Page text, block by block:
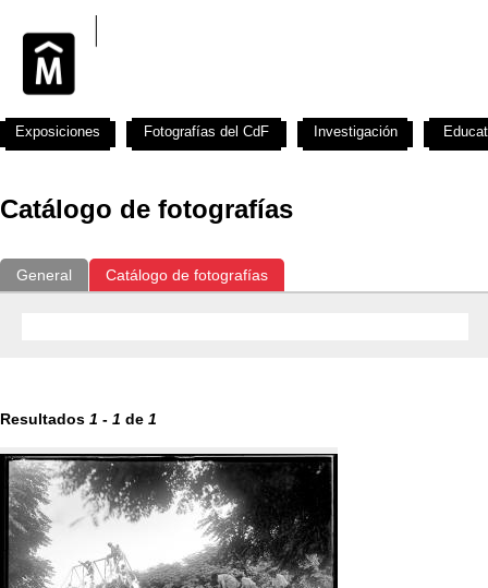
Catálogo de fotografías
General Catálogo de fotografías
Resultados 1 - 1 de 1
Exposiciones Fotografías del CdF Investigación